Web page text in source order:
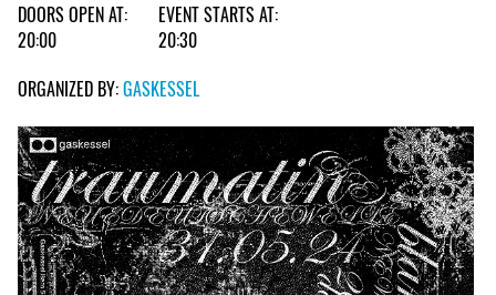
DOORS OPEN AT:
20:00
EVENT STARTS AT:
20:30
ORGANIZED BY:GASKESSEL